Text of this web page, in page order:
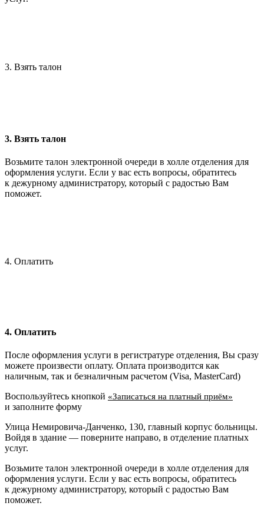
3. Взять талон
3. Взять талон
Возьмите талон электронной очереди в холле отделения для
оформления услуги. Если у вас есть вопросы, обратитесь
к дежурному администратору, который с радостью Вам
поможет.
4. Оплатить
4. Оплатить
После оформления услуги в регистратуре отделения, Вы сразу
можете произвести оплату. Оплата производится как
наличным, так и безналичным расчетом (Visa, MasterCard)
Воспользуйтесь кнопкой «Записаться на платный приём»
и заполните форму
Улица Немировича-Данченко, 130, главный корпус больницы.
Войдя в здание — поверните направо, в отделение платных
услуг.
Возьмите талон электронной очереди в холле отделения для
оформления услуги. Если у вас есть вопросы, обратитесь
к дежурному администратору, который с радостью Вам
поможет.